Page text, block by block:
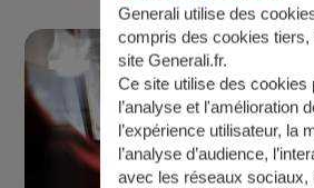
Generali utilise des
compris des cookies tiers,
site Generali.fr.
Ce site utilise des cookies
l’analyse et l'amélioration
l’expérience utilisateur, la
l’analyse d’audience,
avec les réseaux sociaux,